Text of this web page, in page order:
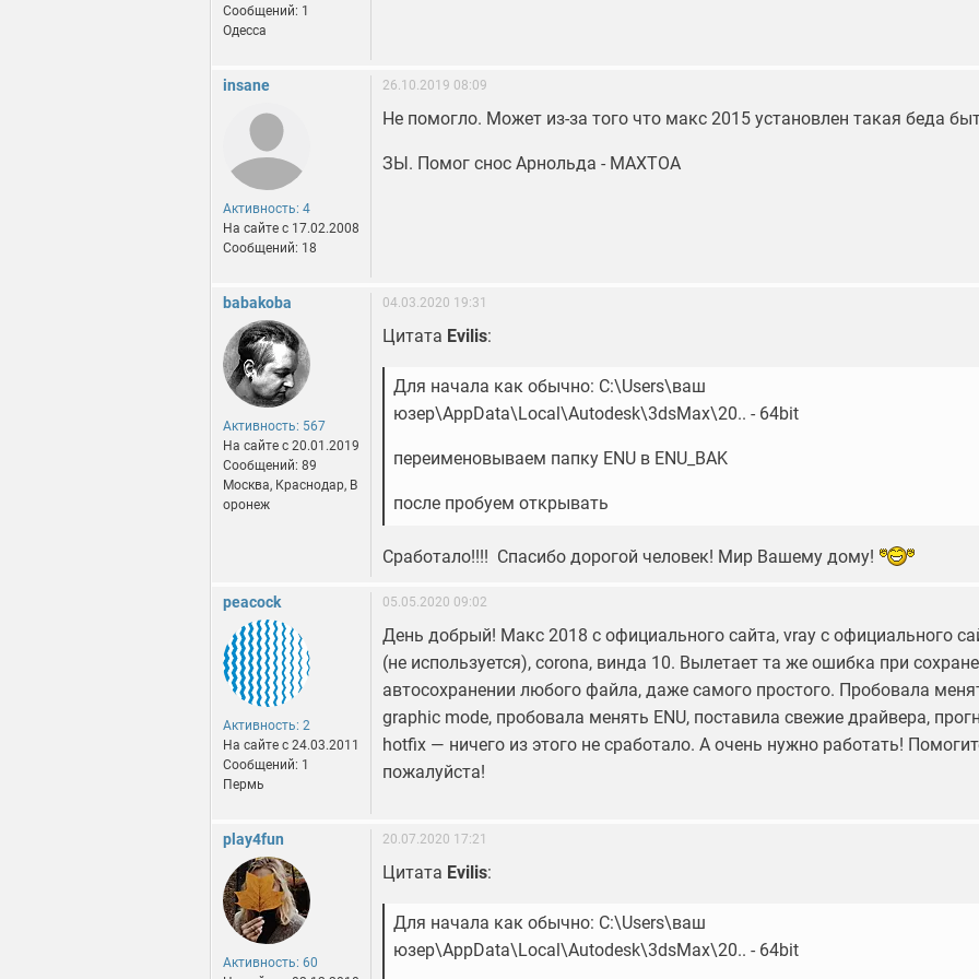
Сообщений: 1
Одесса
insane
Активность: 4
На сайте c 17.02.2008
Сообщений: 18
26.10.2019 08:09
Не помогло. Может из-за того что макс 2015 установлен такая беда
ЗЫ. Помог снос Арнольда - MAXTOA
babakoba
Активность: 567
На сайте c 20.01.2019
Сообщений: 89
Москва, Краснодар, В
оронеж
04.03.2020 19:31
Цитата Evilis:
Для начала как обычно: C:\Users\ваш
юзер\AppData\Local\Autodesk\3dsMax\20.. - 64bit
переименовываем папку ENU в ENU_BAK
после пробуем открывать
Сработало!!!! Спасибо дорогой человек! Мир Вашему дому!
peacock
Активность: 2
На сайте c 24.03.2011
Сообщений: 1
Пермь
05.05.2020 09:02
День добрый! Макс 2018 с официального сайта, vray с официального
(не используется), corona, винда 10. Вылетает та же ошибка при
автосохранении любого файла, даже самого простого. Пробовала
graphic mode, пробовала менять ENU, поставила свежие драйвера,
hotfix — ничего из этого не сработало. А очень нужно работать!
пожалуйста!
play4fun
Активность: 60
20.07.2020 17:21
Цитата Evilis:
Для начала как обычно: C:\Users\ваш
юзер\AppData\Local\Autodesk\3dsMax\20.. - 64bit